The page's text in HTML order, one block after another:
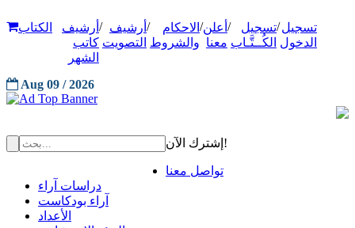
تسجيل
الدخول
/تسجيل
الكُــتَّـاب
/ أعلن
معنا
/ الاحكام
والشروط
/ أرشيف
التصويت
/ أرشيف
كاتب
الشهر
الكتاب
Aug 09 / 2026
إشترك الآن!
تواصل معنا
دراسات آراء
آراء بودكاست
الأعداد